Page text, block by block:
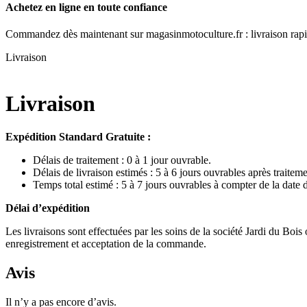
Achetez en ligne en toute confiance
Commandez dès maintenant sur magasinmotoculture.fr : livraison
Livraison
Livraison
Expédition Standard Gratuite :
Délais de traitement : 0 à 1 jour ouvrable.
Délais de livraison estimés : 5 à 6 jours ouvrables après
Temps total estimé : 5 à 7 jours ouvrables à compter de la date
Délai d’expédition
Les livraisons sont effectuées par les soins de la société Jardi du
enregistrement et acceptation de la commande.
Avis
Il n’y a pas encore d’avis.